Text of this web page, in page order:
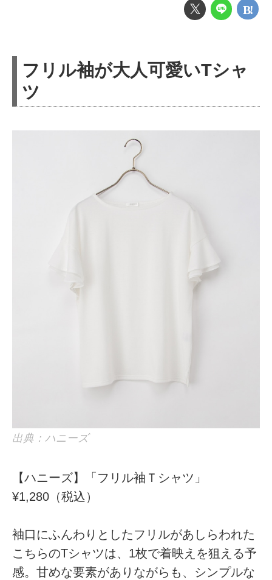
フリル袖が大人可愛いTシャ
ツ
出典：ハニーズ
【ハニーズ】「フリル袖Ｔシャツ」
¥1,280（税込）
袖口にふんわりとしたフリルがあしらわれた
こちらのTシャツは、1枚で着映えを狙える予
感。甘めな要素がありながらも、シンプルな